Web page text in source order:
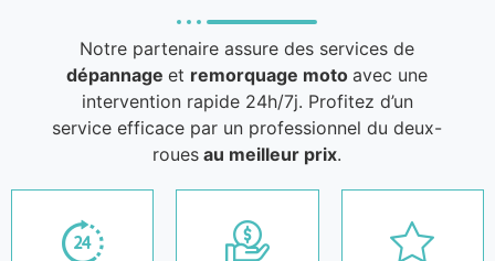
Notre partenaire assure des services de
dépannageet remorquage motoavec une
intervention rapide 24h/7j. Profitez d’un
service efficace par un professionnel du deux-
roues au meilleur prix.